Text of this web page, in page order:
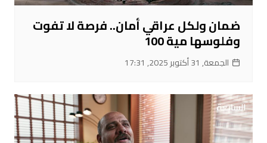
ضمان ولكل عراقي أمان.. فرصة لا تفوت
وفلوسها مية 100
الجمعة, 31 أكتوبر 2025, 17:31